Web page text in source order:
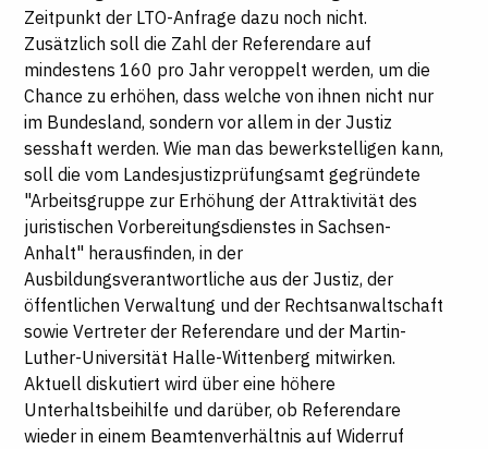
Zeitpunkt der LTO-Anfrage dazu noch nicht.
Zusätzlich soll die Zahl der Referendare auf
mindestens 160 pro Jahr veroppelt werden, um die
Chance zu erhöhen, dass welche von ihnen nicht nur
im Bundesland, sondern vor allem in der Justiz
sesshaft werden. Wie man das bewerkstelligen kann,
soll die vom Landesjustizprüfungsamt gegründete
"Arbeitsgruppe zur Erhöhung der Attraktivität des
juristischen Vorbereitungsdienstes in Sachsen-
Anhalt" herausfinden, in der
Ausbildungsverantwortliche aus der Justiz, der
öffentlichen Verwaltung und der Rechtsanwaltschaft
sowie Vertreter der Referendare und der Martin-
Luther-Universität Halle-Wittenberg mitwirken.
Aktuell diskutiert wird über eine höhere
Unterhaltsbeihilfe und darüber, ob Referendare
wieder in einem Beamtenverhältnis auf Widerruf